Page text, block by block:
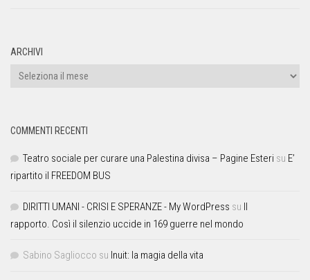
ARCHIVI
COMMENTI RECENTI
Teatro sociale per curare una Palestina divisa – Pagine Esteri su E’
ripartito il FREEDOM BUS
DIRITTI UMANI - CRISI E SPERANZE - My WordPress su Il
rapporto. Così il silenzio uccide in 169 guerre nel mondo
Sabino Sagliocco su Inuit: la magia della vita